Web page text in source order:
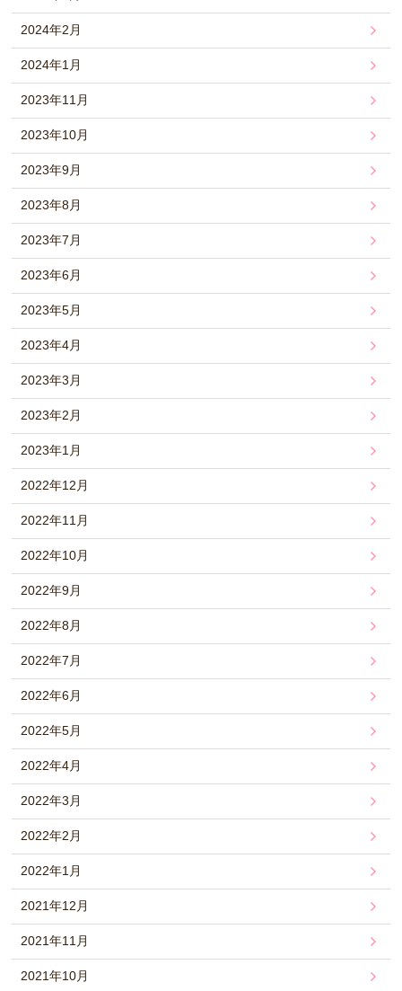
2024年2月
2024年1月
2023年11月
2023年10月
2023年9月
2023年8月
2023年7月
2023年6月
2023年5月
2023年4月
2023年3月
2023年2月
2023年1月
2022年12月
2022年11月
2022年10月
2022年9月
2022年8月
2022年7月
2022年6月
2022年5月
2022年4月
2022年3月
2022年2月
2022年1月
2021年12月
2021年11月
2021年10月